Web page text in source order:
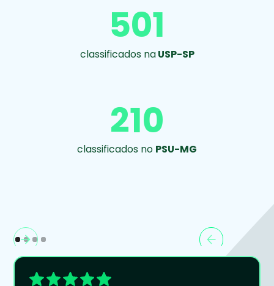
501
classificados naUSP-SP
210
classificados no PSU-MG